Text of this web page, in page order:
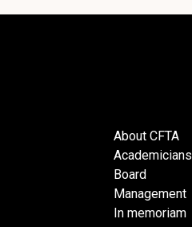
About CFTA
Academicians
Board
Management
In memoriam